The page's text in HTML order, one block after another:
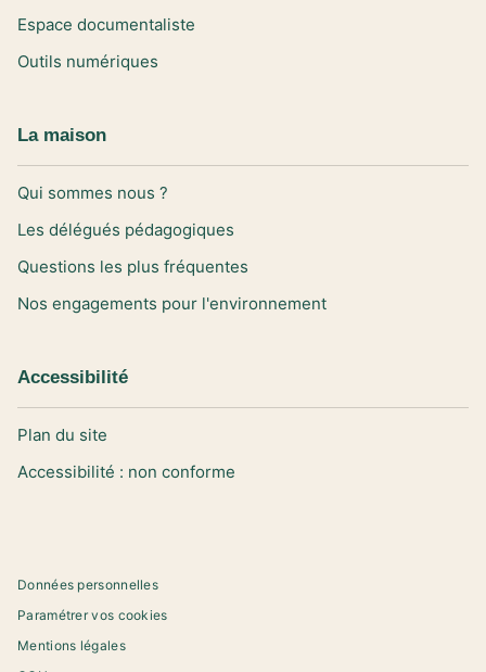
Espace documentaliste
Outils numériques
La maison
Qui sommes nous ?
Les délégués pédagogiques
Questions les plus fréquentes
Nos engagements pour l'environnement
Accessibilité
Plan du site
Accessibilité : non conforme
Données personnelles
Paramétrer vos cookies
Mentions légales